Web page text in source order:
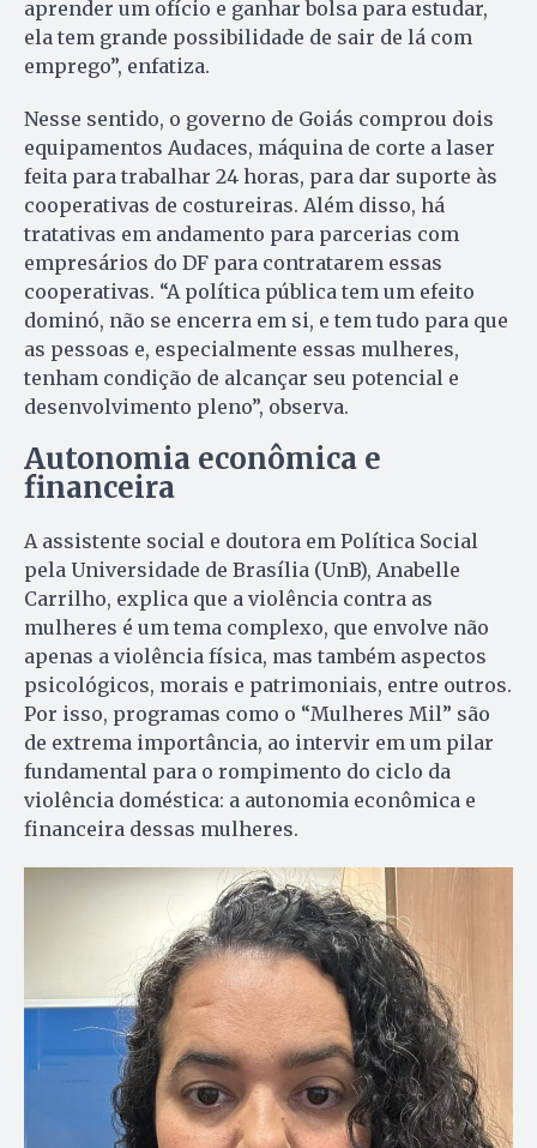
aprender um ofício e ganhar bolsa para estudar,
ela tem grande possibilidade de sair de lá com
emprego”, enfatiza.
Nesse sentido, o governo de Goiás comprou dois
equipamentos Audaces, máquina de corte a laser
feita para trabalhar 24 horas, para dar suporte às
cooperativas de costureiras. Além disso, há
tratativas em andamento para parcerias com
empresários do DF para contratarem essas
cooperativas. “A política pública tem um efeito
dominó, não se encerra em si, e tem tudo para que
as pessoas e, especialmente essas mulheres,
tenham condição de alcançar seu potencial e
desenvolvimento pleno”, observa.
Autonomia econômica e
financeira
A assistente social e doutora em Política Social
pela Universidade de Brasília (UnB), Anabelle
Carrilho, explica que a violência contra as
mulheres é um tema complexo, que envolve não
apenas a violência física, mas também aspectos
psicológicos, morais e patrimoniais, entre outros.
Por isso, programas como o “Mulheres Mil” são
de extrema importância, ao intervir em um pilar
fundamental para o rompimento do ciclo da
violência doméstica: a autonomia econômica e
financeira dessas mulheres.